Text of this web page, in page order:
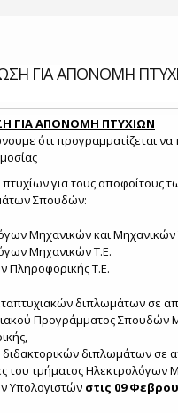
ΓΙΑ ΑΠΟΝΟΜΗ
ΓΙΑ ΑΠΟΝΟΜΗ ΠΤΥΧΙΩΝ
ότι προγραμματίζεται
για τους αποφοίτους
Σπουδών:
Μηχανικών και
Μηχανικών Τ.Ε.
Πληροφορικής Τ.Ε.
διπλωμάτων σε
Προγράμματος Σπουδών
διπλωμάτων σε
του τμήματος Ηλεκτρολόγων
Υπολογιστών στις 09